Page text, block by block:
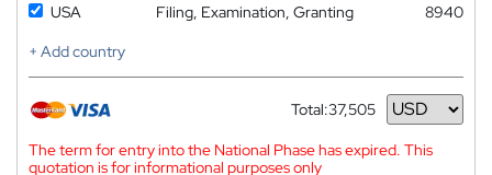
USA
Filing, Examination, Granting
8940
+ Add country
Total:37,505
Currency
The term for entry into the National Phase has expired. This
quotation is for informational purposes only